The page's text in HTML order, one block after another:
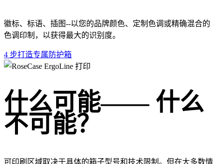
徽标、标语、插图--以您的品牌颜色、定制色调或精确混合的
色调印制，以获得最大的识别度。
4 步打造专属防护箱
什么可能—— 什么
不可能？
可印刷区域取决于具体的箱子型号和技术限制。但在大多数情